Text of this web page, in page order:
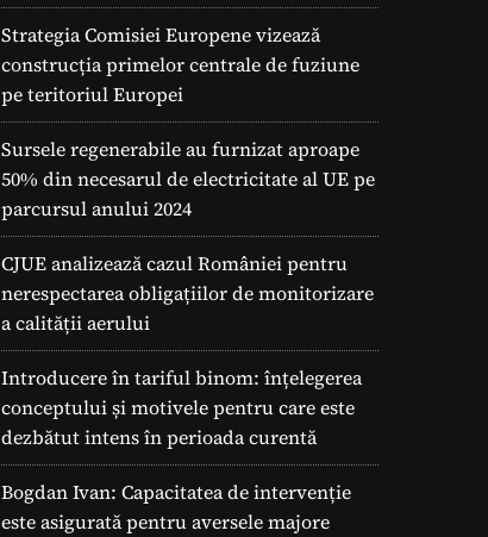
Strategia Comisiei Europene vizează
construcția primelor centrale de fuziune
pe teritoriul Europei
Sursele regenerabile au furnizat aproape
50% din necesarul de electricitate al UE pe
parcursul anului 2024
CJUE analizează cazul României pentru
nerespectarea obligațiilor de monitorizare
a calității aerului
Introducere în tariful binom: înțelegerea
conceptului și motivele pentru care este
dezbătut intens în perioada curentă
Bogdan Ivan: Capacitatea de intervenție
este asigurată pentru aversele majore